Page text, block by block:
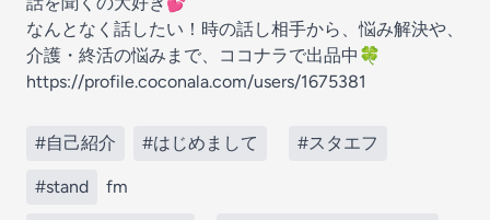
なんとなく話したい！時の話し相手から、悩み解決や、
介護・終活の悩みまで、ココナラで出品中🍀
https://profile.coconala.com/users/1675381
#自己紹介 #はじめまして #スタエフ
#stand fm